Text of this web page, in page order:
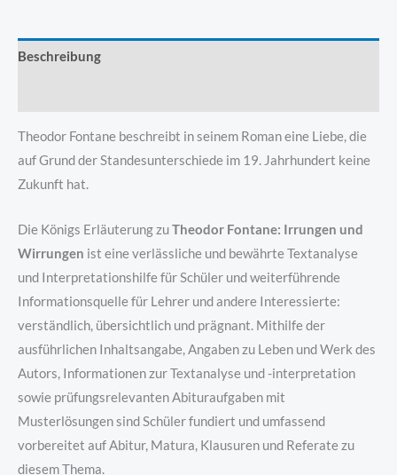
Beschreibung
Theodor Fontane beschreibt in seinem Roman eine Liebe, die
auf Grund der Standesunterschiede im 19. Jahrhundert keine
Zukunft hat.
Die Königs Erläuterung zuTheodor Fontane: Irrungen und
Wirrungen ist eine verlässliche und bewährte Textanalyse
und Interpretationshilfe für Schüler und weiterführende
Informationsquelle für Lehrer und andere Interessierte:
verständlich, übersichtlich und prägnant. Mithilfe der
ausführlichen Inhaltsangabe, Angaben zu Leben und Werk des
Autors, Informationen zur Textanalyse und -interpretation
sowie prüfungsrelevanten Abituraufgaben mit
Musterlösungen sind Schüler fundiert und umfassend
vorbereitet auf Abitur, Matura, Klausuren und Referate zu
diesem Thema.